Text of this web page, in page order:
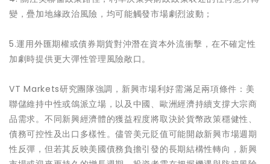
變，疊加地緣政治風險，均可能觸發市場劇烈波動；
5.運用外匯期權或債券期貨對沖潛在資本外流衝擊，在不確定性
加劇時提供更大彈性管理風險敞口。
VT Markets研究團隊強調，新興市場利好需滿足兩項條件：美
聯儲維持中性或鴿派立場，以及中國、歐洲經濟持續支撐大宗商
品需求。不同新興經濟體的獲益程度將取決於貨幣政策穩健性、
債務可控性及出口多樣性。儘管美元貶值可能開啟新興市場週期
性反彈，但若其反映美國債務負擔引發的長期結構性轉向，新興